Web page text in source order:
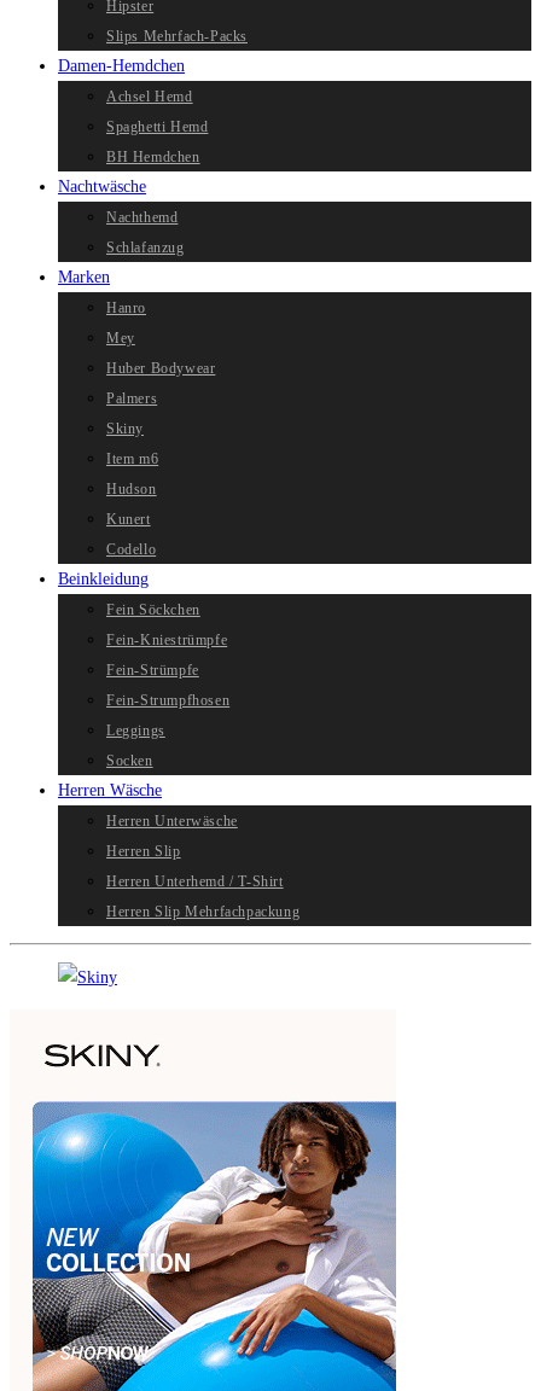
Hipster
Slips Mehrfach-Packs
Damen-Hemdchen
Achsel Hemd
Spaghetti Hemd
BH Hemdchen
Nachtwäsche
Nachthemd
Schlafanzug
Marken
Hanro
Mey
Huber Bodywear
Palmers
Skiny
Item m6
Hudson
Kunert
Codello
Beinkleidung
Fein Söckchen
Fein-Kniestrümpfe
Fein-Strümpfe
Fein-Strumpfhosen
Leggings
Socken
Herren Wäsche
Herren Unterwäsche
Herren Slip
Herren Unterhemd / T-Shirt
Herren Slip Mehrfachpackung